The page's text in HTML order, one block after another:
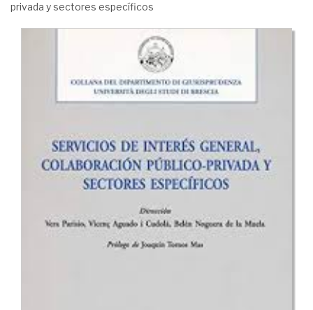
privada y sectores específicos